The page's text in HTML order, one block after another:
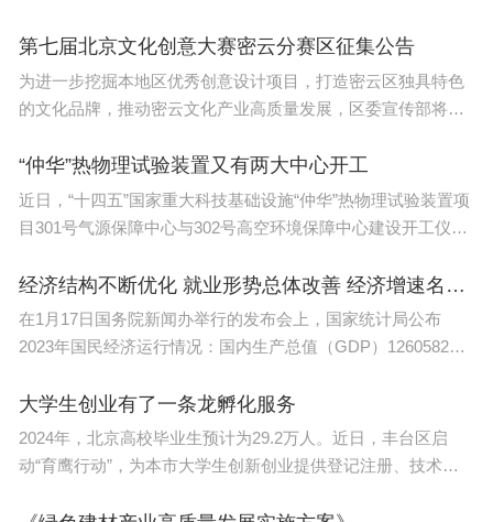
需要注意的是，2024年是艺考改革元年，美术联考
也迎来了较大的改革，可能会对考试的时段安排做出
调整，例如河北、上海、宁夏和浙江四省已经明确将
议考生密切关注各省招生考试机构发布的相关通知，
以获取最新的考试信息。
美术联考是什么意思
是美术高考的一种科目，以美术联考考试成绩作为考
院校，其他的艺术院校都依据联考成绩作为生源录取
的专业课标准。联考可以减少美术考生一次次参加考
试的麻烦并节约报名费。联考时间每年12月或者1
月。
日发表于《柳叶刀》。全球先天性耳聋患
第七届北京文化创意大赛密云分赛区征集公告
为进一步挖掘本地区优秀创意设计项目，打造密云区独具特色
的文化品牌，推动密云文化产业高质量发展，区委宣传部将举
赛条件1.参赛项目符合
“仲华”热物理试验装置又有两大中心开工
近日，“十四五”国家重大科技基础设施“仲华”热物理试验装置项
目301号气源保障中心与302号高空环境保障中心建设开工仪式
技基础设施中首个获得国家批复
经济结构不断优化 就业形势总体改善 经济增速名列前茅 2023年我国GDP同比增长5.2%
在1月17日国务院新闻办举行的发布会上，国家统计局公布
2023年国民经济运行情况：国内生产总值（GDP）1260582亿
个百分点。主要预期目标圆满实现。回升向好、成色十足、表
现亮
大学生创业有了一条龙孵化服务
2024年，北京高校毕业生预计为29.2万人。近日，丰台区启
动“育鹰行动”，为本市大学生创新创业提供登记注册、技术培